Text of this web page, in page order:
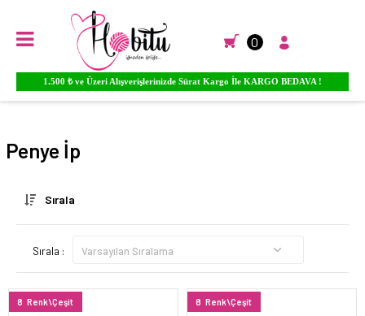
0
Ürünlere YORUM Yapın Para PUAN Kazanmaya Başlayın...
Anasayfa EL ÖRGÜ İPLİKLERİ PENYE İPLİK
Penye İp
Sırala
Sırala :
8 Renk\Çeşit 8 Renk\Çeşit